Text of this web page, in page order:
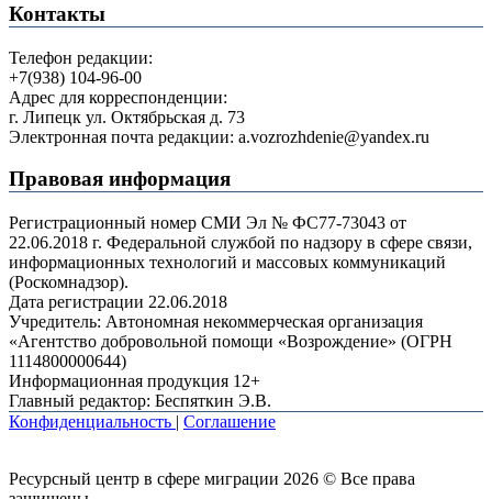
Контакты
Телефон редакции:
+7(938) 104-96-00
Адрес для корреспонденции:
г. Липецк ул. Октябрьская д. 73
Электронная почта редакции: a.vozrozhdenie@yandex.ru
Правовая информация
Регистрационный номер СМИ Эл № ФС77-73043 от
22.06.2018 г. Федеральной службой по надзору в сфере связи,
информационных технологий и массовых коммуникаций
(Роскомнадзор).
Дата регистрации 22.06.2018
Учредитель: Автономная некоммерческая организация
«Агентство добровольной помощи «Возрождение» (ОГРН
1114800000644)
Информационная продукция 12+
Главный редактор: Беспяткин Э.В.
Конфиденциальность | Соглашение
Ресурсный центр в сфере миграции 2026 © Все права